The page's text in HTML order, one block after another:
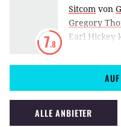
7.8
Sitcom von
Gregory
Earl Hickey
darauf von
im
Schicksal
vielen
bereitet hat.
ALLE ANBIETER